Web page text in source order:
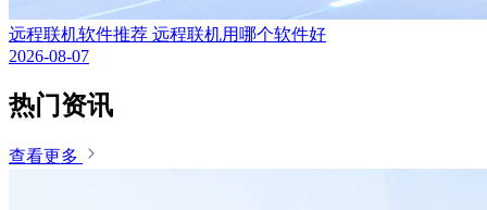
远程联机软件推荐 远程联机用哪个软件好
2026-08-07
热门资讯
查看更多